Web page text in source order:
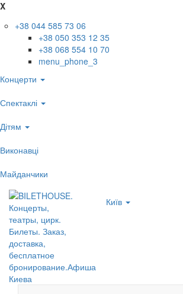
X
+38 044 585 73 06
+38 050 353 12 35
+38 068 554 10 70
menu_phone_3
Концерти
Спектаклі
Дітям
Виконавці
Майданчики
Київ